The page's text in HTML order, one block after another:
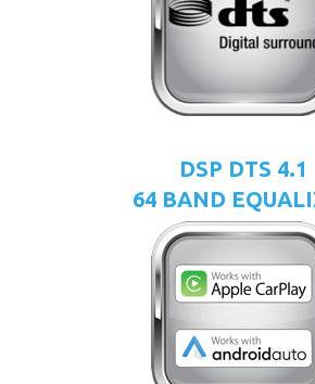
DSP DTS 4.1
64 BAND